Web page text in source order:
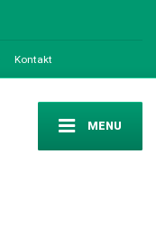
Kontakt
MENU